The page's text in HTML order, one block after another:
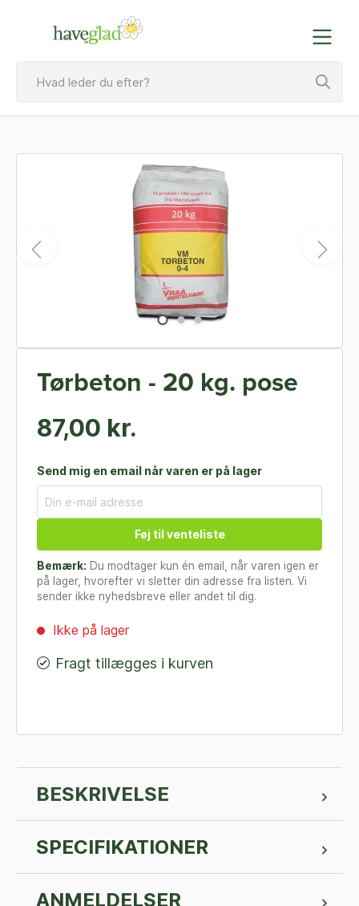
Tørbeton - 20 kg. pose
87,00 kr.
Send mig en email når varen er på lager
Føj til venteliste
Bemærk: Du modtager kun én email, når varen igen er
på lager, hvorefter vi sletter din adresse fra listen. Vi
sender ikke nyhedsbreve eller andet til dig.
Ikke på lager
Fragt tillægges i kurven
BESKRIVELSE
SPECIFIKATIONER
ANMELDELSER